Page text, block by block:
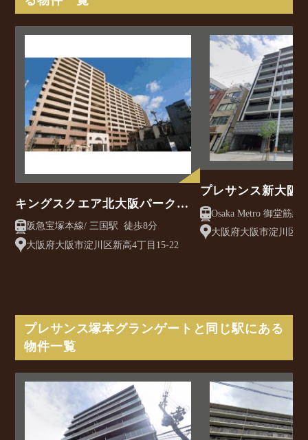
キングスクエア北大阪パークフ
ェリス2番館
阪急宝塚本線/ 三国駅 徒歩8分
大阪府大阪市淀川区新高4丁目15-22
プレサンス新大阪
Osaka Metro 御堂筋線/ 西中島南方駅 徒
歩3分
大阪府大阪市淀川区
プレサンス塚本グランゲートと同じ駅にある
物件一覧